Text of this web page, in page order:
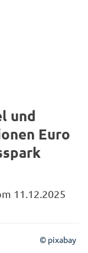
und
Euro
11.12.2025
© pixabay